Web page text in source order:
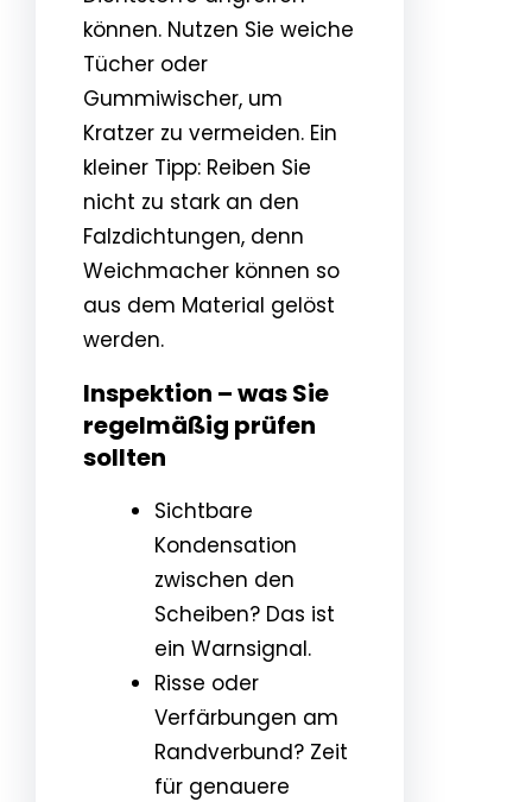
können. Nutzen Sie weiche
Tücher oder
Gummiwischer, um
Kratzer zu vermeiden. Ein
kleiner Tipp: Reiben Sie
nicht zu stark an den
Falzdichtungen, denn
Weichmacher können so
aus dem Material gelöst
werden.
Inspektion – was Sie
regelmäßig prüfen
sollten
Sichtbare
Kondensation
zwischen den
Scheiben? Das ist
ein Warnsignal.
Risse oder
Verfärbungen am
Randverbund? Zeit
für genauere